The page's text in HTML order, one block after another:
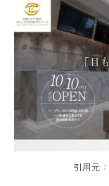
引用元：